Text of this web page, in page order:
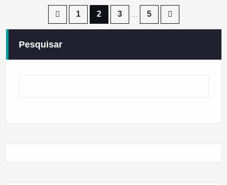
Paginação
conteúdos
1 2 3 … 5
Pesquisar